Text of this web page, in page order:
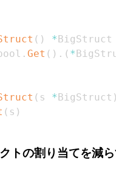
( ) *BigStruct
. Get ( ) . ( *
( s *BigStruct )
( s )
トの割り当てを減